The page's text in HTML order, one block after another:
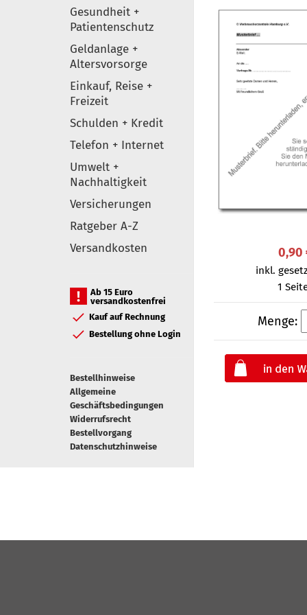
Gesundheit +
Patientenschutz
Geldanlage +
Altersvorsorge
Einkauf, Reise +
Freizeit
Schulden + Kredit
Telefon + Internet
Umwelt +
Nachhaltigkeit
Versicherungen
Ratgeber A-Z
Versandkosten
Ab 15 Euro
versandkostenfrei
Kauf auf Rechnung
Bestellung ohne Login
Bestellhinweise
Allgemeine
Geschäftsbedingungen
Widerrufsrecht
Bestellvorgang
Datenschutzhinweise
0,90
inkl.
1
Menge: